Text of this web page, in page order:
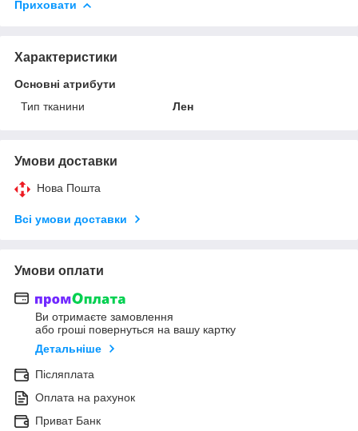
Приховати
Характеристики
Основні атрибути
Тип тканини
Лен
Умови доставки
Нова Пошта
Всі умови доставки
Умови оплати
Ви отримаєте замовлення
або гроші повернуться на вашу картку
Детальніше
Післяплата
Оплата на рахунок
Приват Банк